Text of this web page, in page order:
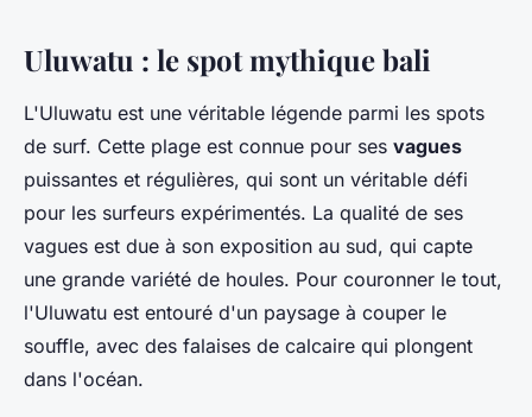
Uluwatu : le spot mythique bali
L'Uluwatu est une véritable légende parmi les spots
de surf. Cette plage est connue pour ses vagues
puissantes et régulières, qui sont un véritable défi
pour les surfeurs expérimentés. La qualité de ses
vagues est due à son exposition au sud, qui capte
une grande variété de houles. Pour couronner le tout,
l'Uluwatu est entouré d'un paysage à couper le
souffle, avec des falaises de calcaire qui plongent
dans l'océan.